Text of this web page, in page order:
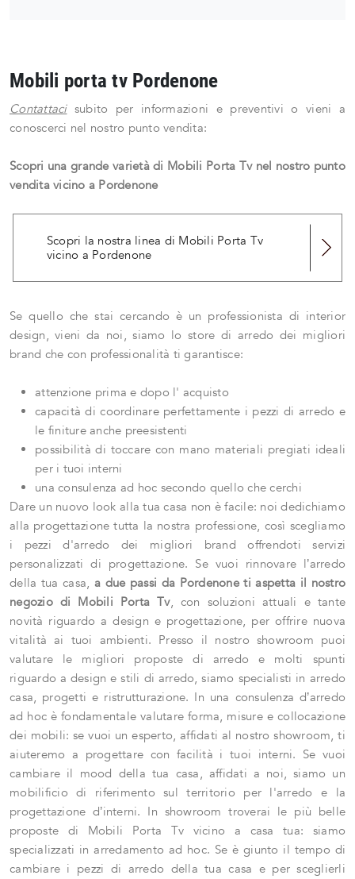
Mobili porta tv Pordenone
Contattacisubito per informazioni e preventivi o vieni a
conoscerci nel nostro punto vendita:
Scopri una grande varietà di Mobili Porta Tv nel nostro punto
vendita vicino a Pordenone
Scopri la nostra linea di Mobili Porta Tv
vicino a Pordenone
Se quello che stai cercando è un professionista di interior
design, vieni da noi, siamo lo store di arredo dei migliori
brand che con professionalità ti garantisce:
attenzione prima e dopo l' acquisto
capacità di coordinare perfettamente i pezzi di arredo e
le finiture anche preesistenti
possibilità di toccare con mano materiali pregiati ideali
per i tuoi interni
una consulenza ad hoc secondo quello che cerchi
Dare un nuovo look alla tua casa non è facile: noi dedichiamo
alla progettazione tutta la nostra professione, così scegliamo
i pezzi d'arredo dei migliori brand offrendoti servizi
personalizzati di progettazione. Se vuoi rinnovare l’arredo
della tua casa, a due passi da Pordenone ti aspetta il nostro
negozio di Mobili Porta Tv, con soluzioni attuali e tante
novità riguardo a design e progettazione, per offrire nuova
vitalità ai tuoi ambienti. Presso il nostro showroom puoi
valutare le migliori proposte di arredo e molti spunti
riguardo a design e stili di arredo, siamo specialisti in arredo
casa, progetti e ristrutturazione. In una consulenza d’arredo
ad hoc è fondamentale valutare forma, misure e collocazione
dei mobili: se vuoi un esperto, affidati al nostro showroom, ti
aiuteremo a progettare con facilità i tuoi interni. Se vuoi
cambiare il mood della tua casa, affidati a noi, siamo un
mobilificio di riferimento sul territorio per l'arredo e la
progettazione d’interni. In showroom troverai le più belle
proposte di Mobili Porta Tv vicino a casa tua: siamo
specializzati in arredamento ad hoc. Se è giunto il tempo di
cambiare i pezzi di arredo della tua casa e per sceglierli